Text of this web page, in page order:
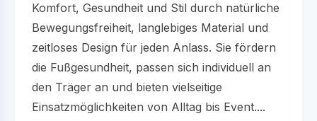
Komfort, Gesundheit und Stil durch natürliche
Bewegungsfreiheit, langlebiges Material und
zeitloses Design für jeden Anlass. Sie fördern
die Fußgesundheit, passen sich individuell an
den Träger an und bieten vielseitige
Einsatzmöglichkeiten von Alltag bis Event....